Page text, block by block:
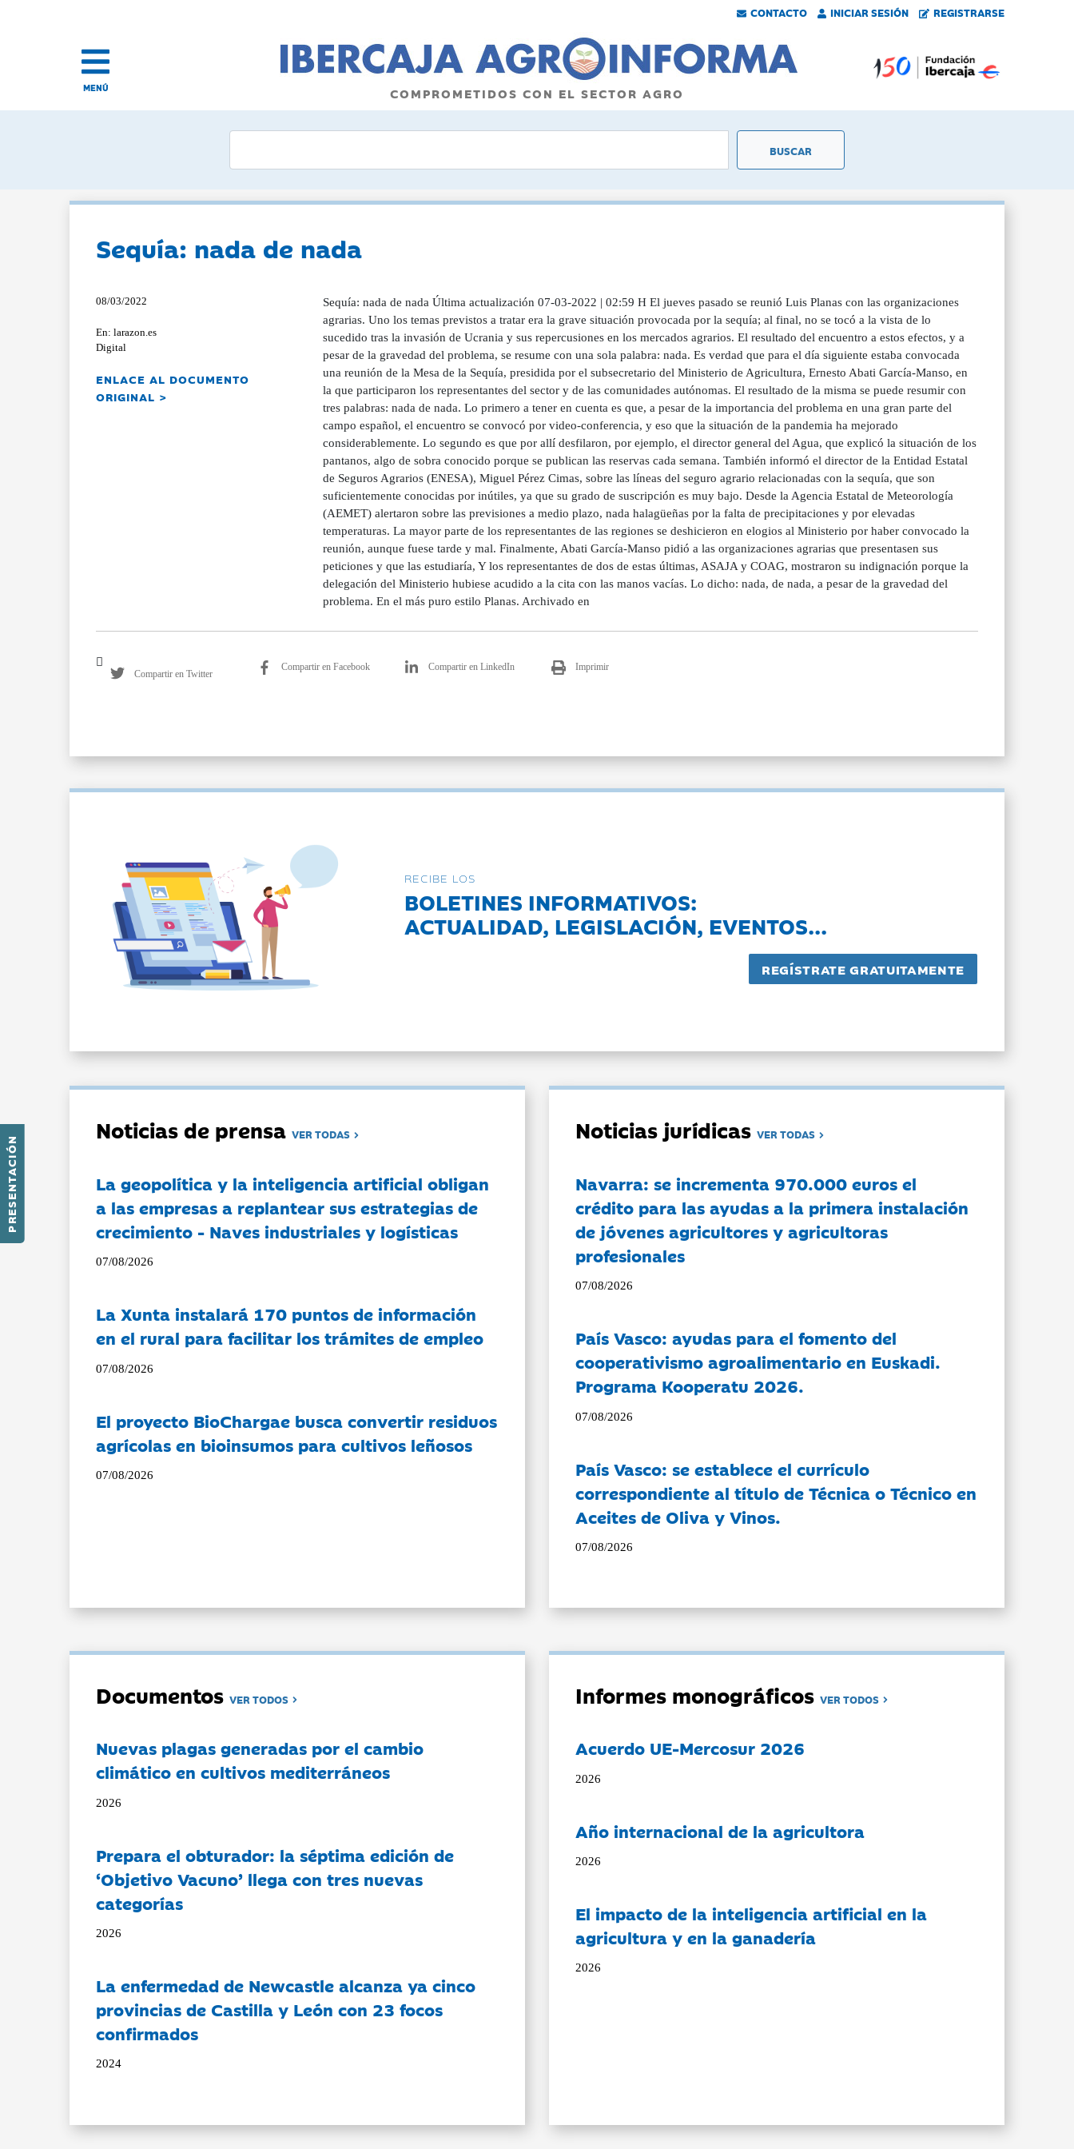
CONTACTO INICIAR SESIÓN REGISTRARSE
PRESENTACIÓN
MENÚ COMPROMETIDOS CON EL SECTOR AGRO
Sequía: nada de nada
08/03/2022
En: larazon.es
Digital
ENLACE AL DOCUMENTO
ORIGINAL >
Sequía: nada de nada Última actualización 07-03-2022 | 02:59 H El jueves pasado se reunió Luis Planas con las organizaciones
agrarias. Uno los temas previstos a tratar era la grave situación provocada por la sequía; al final, no se tocó a la vista de lo
sucedido tras la invasión de Ucrania y sus repercusiones en los mercados agrarios. El resultado del encuentro a estos efectos, y a
pesar de la gravedad del problema, se resume con una sola palabra: nada. Es verdad que para el día siguiente estaba convocada
una reunión de la Mesa de la Sequía, presidida por el subsecretario del Ministerio de Agricultura, Ernesto Abati García-Manso, en
la que participaron los representantes del sector y de las comunidades autónomas. El resultado de la misma se puede resumir con
tres palabras: nada de nada. Lo primero a tener en cuenta es que, a pesar de la importancia del problema en una gran parte del
campo español, el encuentro se convocó por video-conferencia, y eso que la situación de la pandemia ha mejorado
considerablemente. Lo segundo es que por allí desfilaron, por ejemplo, el director general del Agua, que explicó la situación de los
pantanos, algo de sobra conocido porque se publican las reservas cada semana. También informó el director de la Entidad Estatal
de Seguros Agrarios (ENESA), Miguel Pérez Cimas, sobre las líneas del seguro agrario relacionadas con la sequía, que son
suficientemente conocidas por inútiles, ya que su grado de suscripción es muy bajo. Desde la Agencia Estatal de Meteorología
(AEMET) alertaron sobre las previsiones a medio plazo, nada halagüeñas por la falta de precipitaciones y por elevadas
temperaturas. La mayor parte de los representantes de las regiones se deshicieron en elogios al Ministerio por haber convocado la
reunión, aunque fuese tarde y mal. Finalmente, Abati García-Manso pidió a las organizaciones agrarias que presentasen sus
peticiones y que las estudiaría, Y los representantes de dos de estas últimas, ASAJA y COAG, mostraron su indignación porque la
delegación del Ministerio hubiese acudido a la cita con las manos vacías. Lo dicho: nada, de nada, a pesar de la gravedad del
problema. En el más puro estilo Planas. Archivado en
Compartir en Twitter
Compartir en Facebook Compartir en LinkedIn Imprimir
RECIBE LOS
BOLETINES INFORMATIVOS:
ACTUALIDAD, LEGISLACIÓN, EVENTOS...
Noticias de prensaVER TODAS
La geopolítica y la inteligencia artificial obligan
a las empresas a replantear sus estrategias de
crecimiento - Naves industriales y logísticas
07/08/2026
La Xunta instalará 170 puntos de información
en el rural para facilitar los trámites de empleo
07/08/2026
El proyecto BioChargae busca convertir residuos
agrícolas en bioinsumos para cultivos leñosos
07/08/2026
Noticias jurídicasVER TODAS
Navarra: se incrementa 970.000 euros el
crédito para las ayudas a la primera instalación
de jóvenes agricultores y agricultoras
profesionales
07/08/2026
País Vasco: ayudas para el fomento del
cooperativismo agroalimentario en Euskadi.
Programa Kooperatu 2026.
07/08/2026
País Vasco: se establece el currículo
correspondiente al título de Técnica o Técnico en
Aceites de Oliva y Vinos.
07/08/2026
DocumentosVER TODOS
Nuevas plagas generadas por el cambio
climático en cultivos mediterráneos
2026
Prepara el obturador: la séptima edición de
‘Objetivo Vacuno’ llega con tres nuevas
categorías
2026
La enfermedad de Newcastle alcanza ya cinco
provincias de Castilla y León con 23 focos
confirmados
2024
Informes monográficosVER TODOS
Acuerdo UE-Mercosur 2026
2026
Año internacional de la agricultora
2026
El impacto de la inteligencia artificial en la
agricultura y en la ganadería
2026